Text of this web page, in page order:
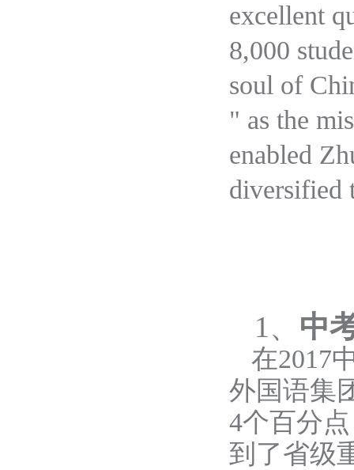
excellent
8,000
soul of
" as the
enabled
diversified
1、 中
在2017
外国语集
4个百分
到了省级